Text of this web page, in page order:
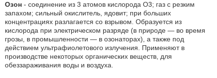
Озон - соединение из 3 атомов кислорода O3; газ с резким
запахом; сильный окислитель, ядовит; при больших
концентрациях разлагается со взрывом. Образуется из
кислорода при электрическом разряде (в природе — во время
грозы, в промышленности — в озонаторах), а также под
действием ультрафиолетового излучения. Применяют в
производстве некоторых органических веществ, для
обеззараживания воды и воздуха.